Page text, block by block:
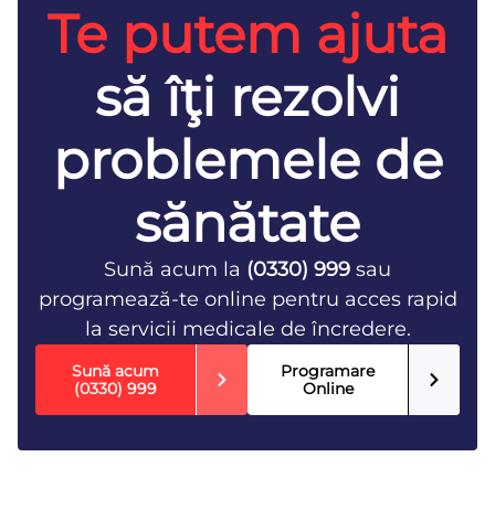
Te putem ajuta
să îţi rezolvi
problemele de
sănătate
Sună acum la (0330) 999 sau
programează-te online pentru acces rapid
la servicii medicale de încredere.
Sună acum
(0330) 999
Programare
Online